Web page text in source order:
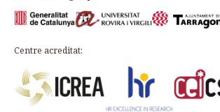
Centre acreditat: